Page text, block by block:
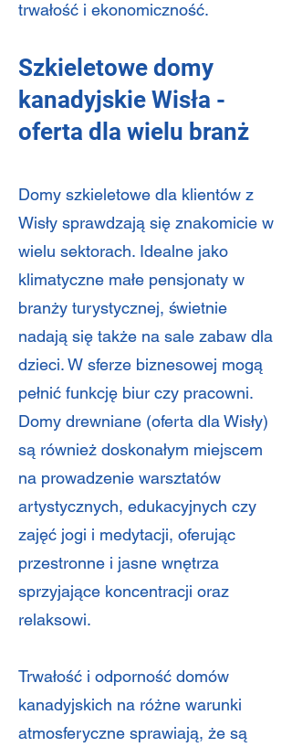
trwałość i ekonomiczność.
Szkieletowe domy
kanadyjskie Wisła -
oferta dla wielu branż
Domy szkieletowe dla klientów z
Wisły sprawdzają się znakomicie w
wielu sektorach. Idealne jako
klimatyczne małe pensjonaty w
branży turystycznej, świetnie
nadają się także na sale zabaw dla
dzieci. W sferze biznesowej mogą
pełnić funkcję biur czy pracowni.
Domy drewniane (oferta dla Wisły)
są również doskonałym miejscem
na prowadzenie warsztatów
artystycznych, edukacyjnych czy
zajęć jogi i medytacji, oferując
przestronne i jasne wnętrza
sprzyjające koncentracji oraz
relaksowi.
Trwałość i odporność domów
kanadyjskich na różne warunki
atmosferyczne sprawiają, że są